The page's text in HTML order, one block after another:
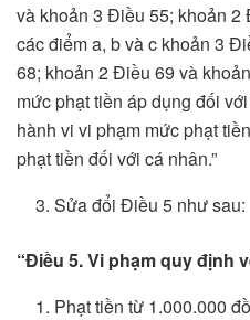
và khoản 3 Điều 55; khoản
các điểm a, b và c khoản 3
68; khoản 2 Điều 69 và
mức phạt tiền áp dụng đối
hành vi vi phạm mức phạt
phạt tiền đối với cá nhân.”
Sửa đổi Điều 5 như sau:
“Điều 5. Vi phạm quy định
Phạt tiền từ 1.000.000